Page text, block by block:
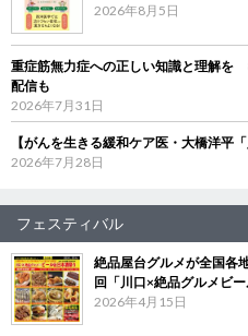
2026年8月5日
重症筋無力症への正しい知識と理解を
配信も
2026年7月31日
【がんを生きる緩和ケア医・大橋洋平
2026年7月28日
フェスティバル
絶品屋台グルメが全国各
回「川口×絶品グルメビ
2026年4月15日